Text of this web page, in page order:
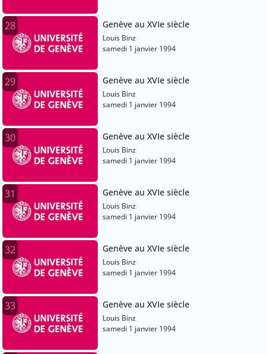
28 Genève au XVIe siècle
Louis Binz
samedi 1 janvier 1994
29 Genève au XVIe siècle
Louis Binz
samedi 1 janvier 1994
30 Genève au XVIe siècle
Louis Binz
samedi 1 janvier 1994
31 Genève au XVIe siècle
Louis Binz
samedi 1 janvier 1994
32 Genève au XVIe siècle
Louis Binz
samedi 1 janvier 1994
33 Genève au XVIe siècle
Louis Binz
samedi 1 janvier 1994